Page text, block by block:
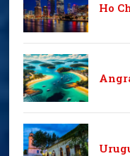
Ho